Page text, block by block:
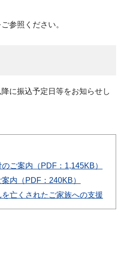
参照ください。
に振込予定日等をお知らせし
ご案内（PDF：1,145KB）
内（PDF：240KB）
亡くされたご家族への支援